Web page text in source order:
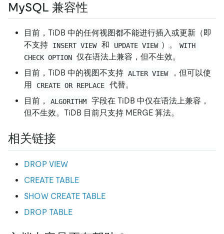
MySQL 兼容性
目前，TiDB 中的任何视图都不能进行插入或更新（即
不支持
INSERT VIEW 和 UPDATE VIEW ）。
WITH
CHECK OPTION 仅在语法上兼容，但不生效。
目前，TiDB 中的视图不支持 ALTER VIEW
，但可以使
用
CREATE OR REPLACE
代替。
目前，
ALGORITHM
字段在 TiDB 中仅在语法上兼容，
但不生效。TiDB 目前只支持 MERGE 算法。
相关链接
DROP VIEW
CREATE TABLE
SHOW CREATE TABLE
DROP TABLE